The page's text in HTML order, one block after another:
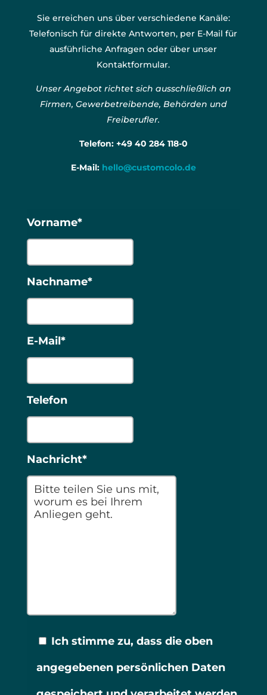
Sie erreichen uns über verschiedene Kanäle:
Telefonisch für direkte Antworten, per E-Mail für
ausführliche Anfragen oder über unser
Kontaktformular.
Unser Angebot richtet sich ausschließlich an
Firmen, Gewerbetreibende, Behörden und
Freiberufler.
Telefon: +49 40 284 118-0
E-Mail: hello@customcolo.de
Vorname*
Nachname*
E-Mail*
Telefon
Nachricht*
Ich stimme zu, dass die oben
angegebenen persönlichen Daten